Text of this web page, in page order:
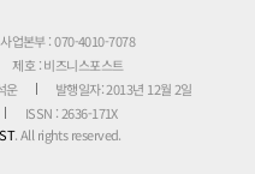
사업본부 : 070-4010-7078
제호 : 비즈니스포스트
운
발행일자: 2013년 12월 2일
ISSN : 2636-171X
. All rights reserved.